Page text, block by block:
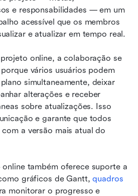
e responsabilidades — em um
acessível que os membros
e atualizar em tempo real.
online, a colaboração se
vários usuários podem
simultaneamente, deixar
alterações e receber
sobre atualizações. Isso
e garante que todos
a versão mais atual do
também oferece suporte a
gráficos de Gantt, quadros
monitorar o progresso e